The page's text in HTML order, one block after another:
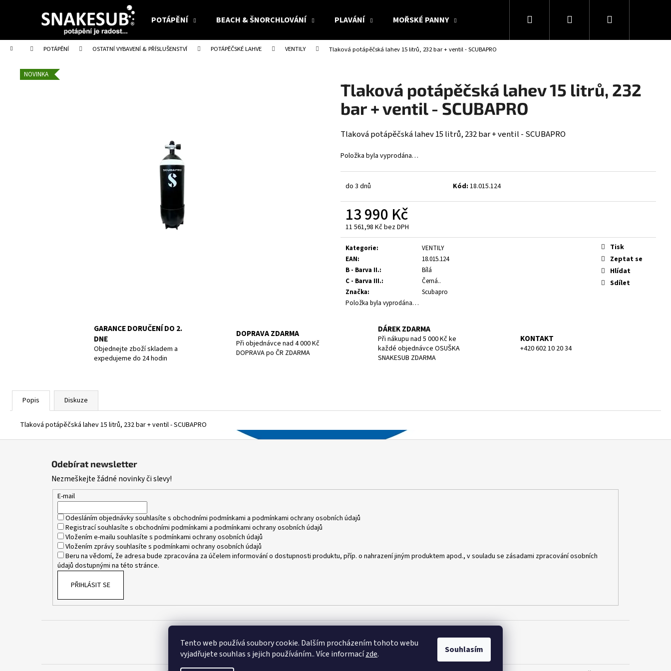
Tento web používá soubory cookie. Dalším procházením tohoto webu
vyjadřujete souhlas s jejich používáním.. Více informacízde. Souhlasím
POTÁPĚNÍ BEACH & ŠNORCHLOVÁNÍ PLAVÁNÍ MOŘSKÉ PANNY KOLEKCE SNAKESUB & DES DÁRKOVÉ
Hledat PřihlášeníNákupní
Domů POTÁPĚNÍ OSTATNÍ VYBAVENÍ & PŘÍSLUŠENSTVÍ POTÁPĚČSKÉ LAHVE VENTILY Tlaková potápěčská lahev 15 litrů, 232 bar + ventil - SCUBAPRO
Tlaková potápěčská lahev 15 litrů, 232
bar + ventil - SCUBAPRO
Tlaková potápěčská lahev 15 litrů, 232 bar + ventil - SCUBAPRO
Položka byla vyprodána…
do 3 dnů Kód: 18.015.124
13 990 Kč
11 561,98 Kč bez DPH
Měrná
cena:
Kategorie:
VENTILY
EAN:
18.015.124
B - Barva II.:
Bílá
C - Barva III.:
Černá..
Značka:
Scubapro
Položka byla vyprodána…
Tisk
Zeptat se
Hlídat
Sdílet
NOVINKA
GARANCE DORUČENÍ DO 2.
DNE
Objednejte zboží skladem a
expedujeme do 24 hodin
DOPRAVA ZDARMA
Při objednávce nad 4 000 Kč
DOPRAVA po ČR ZDARMA
DÁREK ZDARMA
Při nákupu nad 5 000 Kč ke
každé objednávce OSUŠKA
SNAKESUB ZDARMA
KONTAKT
+420 602 10 20 34
Popis Diskuze
Tlaková potápěčská lahev 15 litrů, 232 bar + ventil - SCUBAPRO
í
Zpět
do
Zpět
do
Co potřebujete najít?
HLEDAT
UCPÁVKY DO UŠÍ DOC´S PROPLUGS, PAIR
POTÁPĚČSKÁ MASKA SMALL
1 197 Kč
Odebírat newsletter
Nezmeškejte žádné novinky či slevy!
E-mail
Odesláním objednávky souhlasíte s obchodními podmínkami a podmínkami ochrany osobních údajů
Registrací souhlasíte s obchodními podmínkami a podmínkami ochrany osobních údajů
Vložením e-mailu souhlasíte s podmínkami ochrany osobních údajů
Vložením zprávy souhlasíte s podmínkami ochrany osobních údajů
Beru na vědomí, že adresa bude zpracována za účelem informování o dostupnosti produktu, příp. o nahrazení jiným produktem apod., v souladu se zásadami zpracování osobních
údajů dostupnými na této stránce.
PŘIHLÁSIT SE